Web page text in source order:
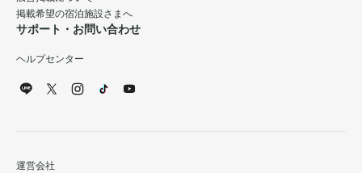
掲載希望の宿泊施設さまへ
サポート・お問い合わせ
ヘルプセンター
運営会社